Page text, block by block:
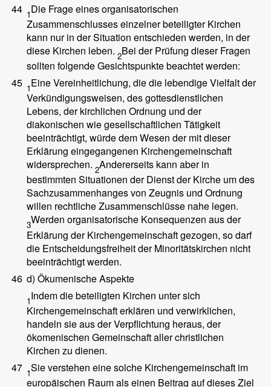
44 1Die Frage eines organisatorischen
Zusammenschlusses einzelner beteiligter Kirchen
kann nur in der Situation entschieden werden, in der
diese Kirchen leben. 2Bei der Prüfung dieser Fragen
sollten folgende Gesichtspunkte beachtet werden:
45 1Eine Vereinheitlichung, die die lebendige Vielfalt der
Verkündigungsweisen, des gottesdienstlichen
Lebens, der kirchlichen Ordnung und der
diakonischen wie gesellschaftlichen Tätigkeit
beeinträchtigt, würde dem Wesen der mit dieser
Erklärung eingegangenen Kirchengemeinschaft
widersprechen. 2Andererseits kann aber in
bestimmten Situationen der Dienst der Kirche um des
Sachzusammenhanges von Zeugnis und Ordnung
willen rechtliche Zusammenschlüsse nahe legen.
3Werden organisatorische Konsequenzen aus der
Erklärung der Kirchengemeinschaft gezogen, so darf
die Entscheidungsfreiheit der Minoritätskirchen nicht
beeinträchtigt werden.
46 d) Ökumenische Aspekte
1Indem die beteiligten Kirchen unter sich
Kirchengemeinschaft erklären und verwirklichen,
handeln sie aus der Verpflichtung heraus, der
ökomenischen Gemeinschaft aller christlichen
Kirchen zu dienen.
47 1Sie verstehen eine solche Kirchengemeinschaft im
europäischen Raum als einen Beitrag auf dieses Ziel